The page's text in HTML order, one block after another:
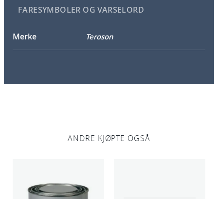
FARESYMBOLER OG VARSELORD
Merke Teroson
ANDRE KJØPTE OGSÅ